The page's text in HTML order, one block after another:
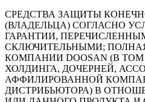
СРЕДСТВА ЗАЩИТЫ
(ВЛАДЕЛЬЦА) СОГЛАСНО
ГАРАНТИИ,
СКЛЮЧИТЕЛЬНЫМИ;
КОМПАНИИ DOOSAN (В
ХОЛДИНГА, ДОЧЕРНЕЙ,
АФФИЛИРОВАННОЙ
ДИСТРИБЬЮТОРА) В